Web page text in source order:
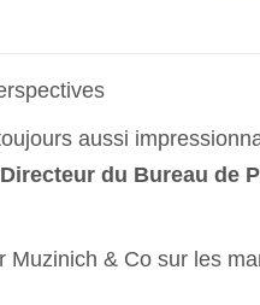
aussi
du Bureau de
Muzinich & Co sur les